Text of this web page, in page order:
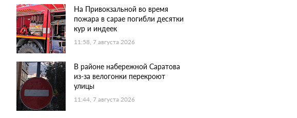
На Привокзальной во время
пожара в сарае погибли десятки
кур и индеек
11:58, 7 августа 2026
В районе набережной Саратова
из-за велогонки перекроют
улицы
11:44, 7 августа 2026